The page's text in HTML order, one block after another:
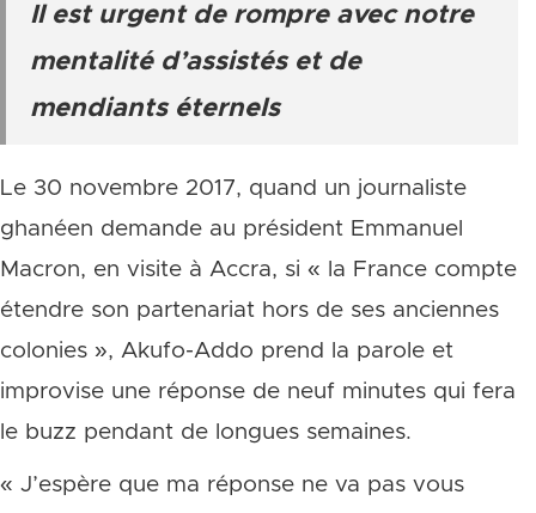
Il est urgent de rompre avec notre
mentalité d’assistés et de
mendiants éternels
Le 30 novembre 2017, quand un journaliste
ghanéen demande au président Emmanuel
Macron, en visite à Accra, si « la France compte
étendre son partenariat hors de ses anciennes
colonies », Akufo-Addo prend la parole et
improvise une réponse de neuf minutes qui fera
le buzz pendant de longues semaines.
« J’espère que ma réponse ne va pas vous